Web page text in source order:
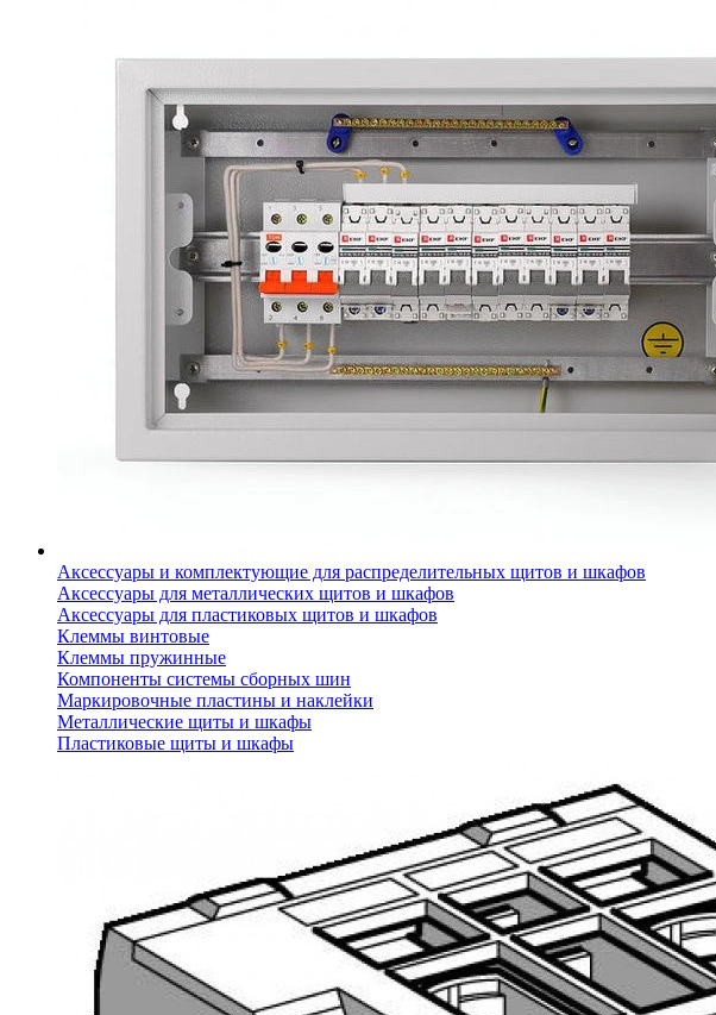
Аксессуары и комплектующие для распределительных щитов и шкафов
Аксессуары для металлических щитов и шкафов
Аксессуары для пластиковых щитов и шкафов
Клеммы винтовые
Клеммы пружинные
Компоненты системы сборных шин
Маркировочные пластины и наклейки
Металлические щиты и шкафы
Пластиковые щиты и шкафы